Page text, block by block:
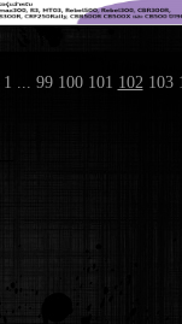
1 ... 99 100 101 102 103